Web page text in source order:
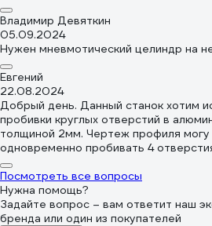
Владимир Девяткин
05.09.2024
Нужен мневмотический целиндр на
Евгений
22.08.2024
Добрый день. Данный станок хотим
пробивки круглых отверстий в
толщиной 2мм. Чертеж профиля
одновременно пробивать 4
необходима разработка оснастки.
Ждем звонка технического
Посмотреть все вопросы
Нужна помощь?
Задайте вопрос – вам ответит наш
бренда или один из покупателей